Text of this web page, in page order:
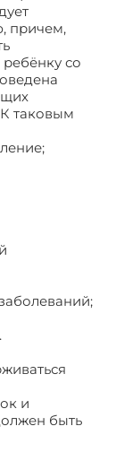
причем,
со
таковым
и
быть